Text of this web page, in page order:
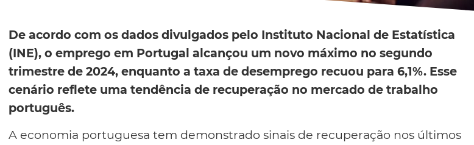
De acordo com os dados divulgados pelo Instituto Nacional de Estatística
(INE), o emprego em Portugal alcançou um novo máximo no segundo
trimestre de 2024, enquanto a taxa de desemprego recuou para 6,1%. Esse
cenário reflete uma tendência de recuperação no mercado de trabalho
português.
A economia portuguesa tem demonstrado sinais de recuperação nos últimos